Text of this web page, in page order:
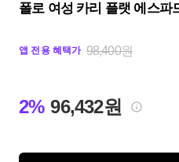
폴로 여성 카리 플랫 에스파
앱 전용 혜택가 98,400원
2% 96,432원